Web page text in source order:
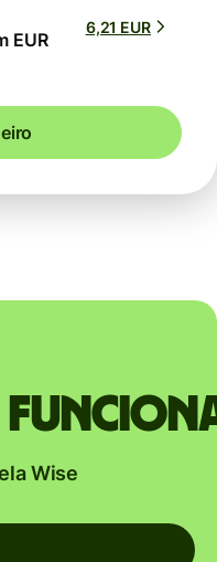
EUR
6,21 EUR
Wise